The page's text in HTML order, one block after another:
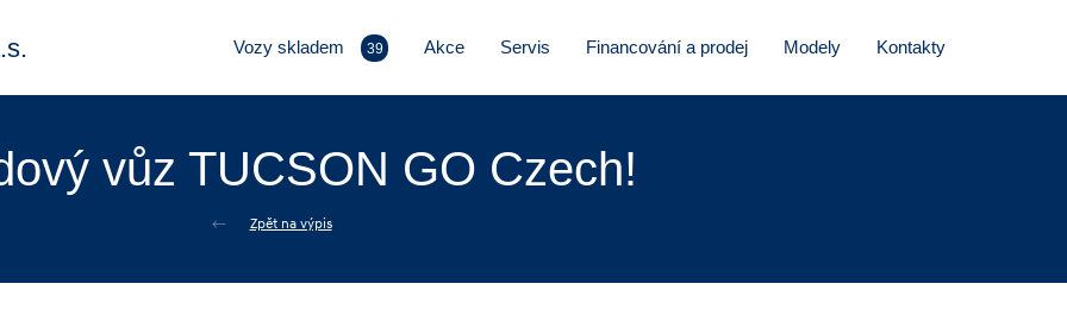
Vozy skladem 39 Akce Servis Financování a prodej Modely Kontakty
vůz TUCSON GO Czech!
Zpět na výpis